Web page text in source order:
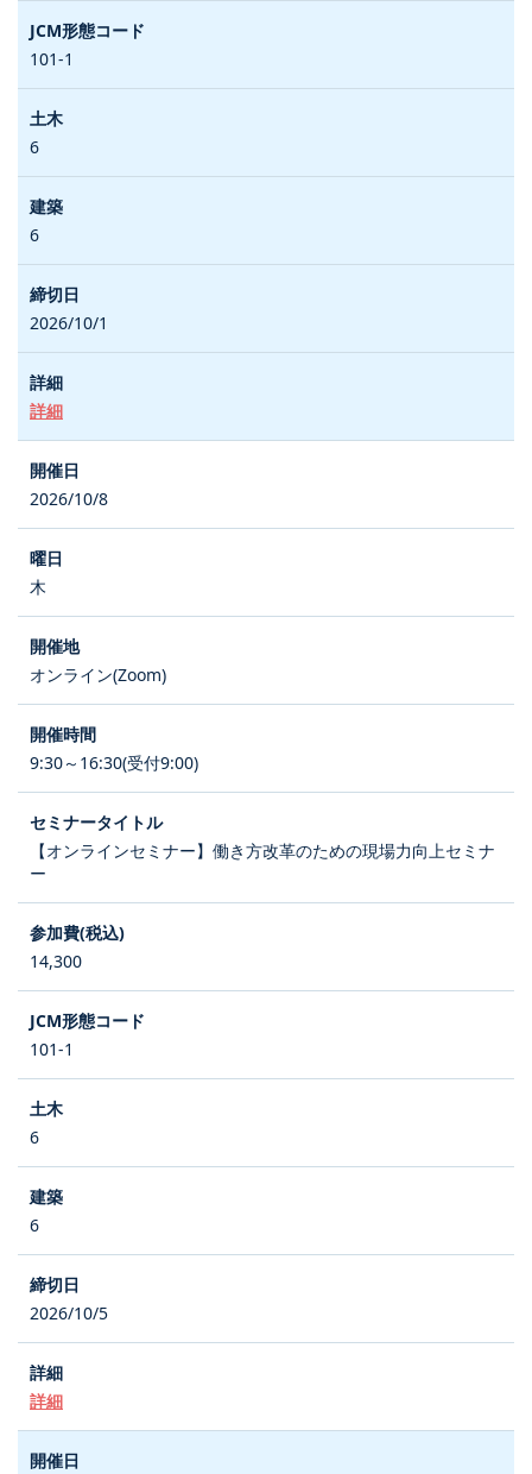
101-1
6
6
2026/10/1
詳細
2026/10/8
木
オンライン(Zoom)
9:30～16:30(受付9:00)
【オンラインセミナー】働き方改革のための現場力向上セミナ
ー
14,300
101-1
6
6
2026/10/5
詳細